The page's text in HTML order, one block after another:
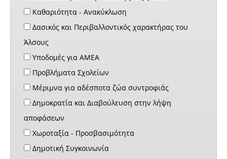
Καθαριότητα - Ανακύκλωση
Δασικός και Περιβαλλοντικός χαρακτήρας του
Άλσους
Υποδομές για ΑΜΕΑ
Προβλήματα Σχολείων
Μέριμνα για αδέσποτα ζώα συντροφιάς
Δημοκρατία και Διαβούλευση στην λήψη
αποφάσεων
Χωροταξία - Προσβασιμότητα
Δημοτική Συγκοινωνία